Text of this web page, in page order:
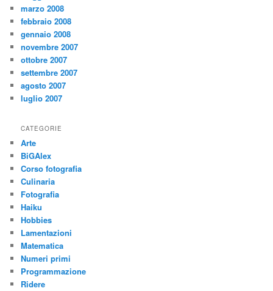
marzo 2008
febbraio 2008
gennaio 2008
novembre 2007
ottobre 2007
settembre 2007
agosto 2007
luglio 2007
CATEGORIE
Arte
BiGAlex
Corso fotografia
Culinaria
Fotografia
Haiku
Hobbies
Lamentazioni
Matematica
Numeri primi
Programmazione
Ridere